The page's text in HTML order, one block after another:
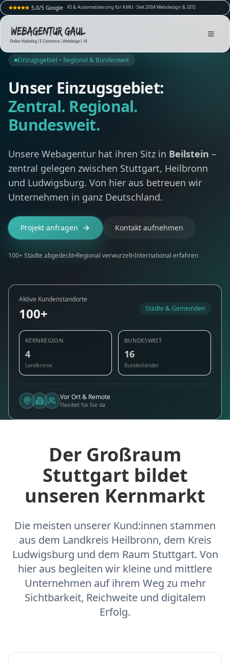
5,0/5 Google KI & Automatisierung für KMU · Seit 2004 Webdesign & SEO
Einzugsgebiet • Regional & Bundesweit
Unser Einzugsgebiet:
Zentral. Regional.
Bundesweit.
Unsere Webagentur hat ihren Sitz in Beilstein –
zentral gelegen zwischen Stuttgart, Heilbronn
und Ludwigsburg. Von hier aus betreuen wir
Unternehmen in ganz Deutschland.
Projekt anfragen Kontakt aufnehmen
100+ Städte abgedeckt Regional verwurzelt International erfahren
Aktive Kundenstandorte
100+ Städte & Gemeinden
KERNREGION
4
Landkreise
BUNDESWEIT
16
Bundesländer
Vor Ort & Remote
Flexibel für Sie da
Der Großraum
Stuttgart bildet
unseren Kernmarkt
Die meisten unserer Kund:innen stammen
aus dem Landkreis Heilbronn, dem Kreis
Ludwigsburg und dem Raum Stuttgart. Von
hier aus begleiten wir kleine und mittlere
Unternehmen auf ihrem Weg zu mehr
Sichtbarkeit, Reichweite und digitalem
Erfolg.